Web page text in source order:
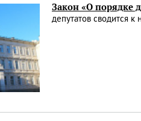
Закон «О порядке
депутатов сводится к